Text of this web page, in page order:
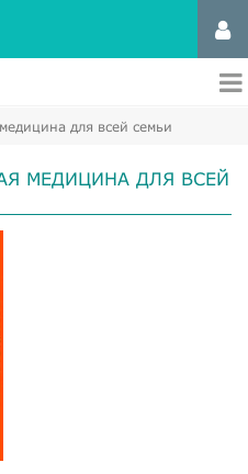
для всей семьи
МЕДИЦИНА ДЛЯ ВСЕЙ